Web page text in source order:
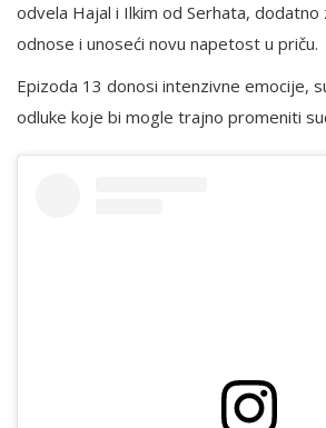
odvela Hajal i Ilkim od Serhata, dodatno
odnose i unoseći novu napetost u priču.
Epizoda 13 donosi intenzivne emocije,
odluke koje bi mogle trajno promeniti